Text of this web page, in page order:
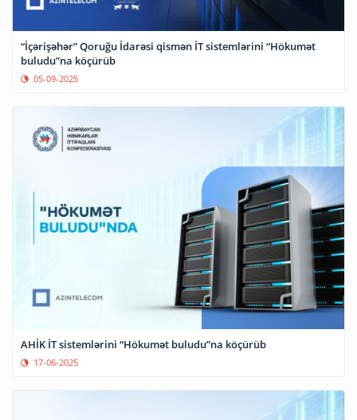
“İçərişəhər” Qoruğu İdarəsi qismən İT sistemlərini “Hökumət
buludu”na köçürüb
05-09-2025
AHİK İT sistemlərini “Hökumət buludu”na köçürüb
17-06-2025